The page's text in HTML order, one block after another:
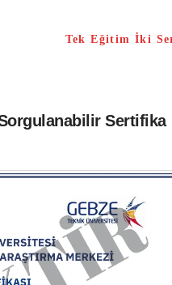
Tek Eğitim İki
Sertifika